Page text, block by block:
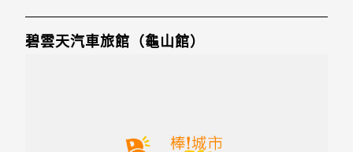
碧雲天汽車旅館（龜山館）